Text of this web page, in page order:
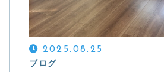
2025.08.25
ブログ